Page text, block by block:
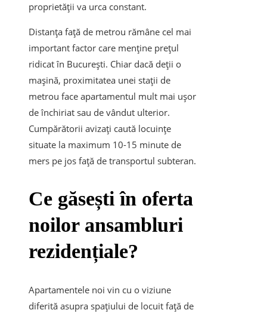
proprietății va urca constant.
Distanța față de metrou rămâne cel mai
important factor care menține prețul
ridicat în București. Chiar dacă deții o
mașină, proximitatea unei stații de
metrou face apartamentul mult mai ușor
de închiriat sau de vândut ulterior.
Cumpărătorii avizați caută locuințe
situate la maximum 10-15 minute de
mers pe jos față de transportul subteran.
Ce găsești în oferta
noilor ansambluri
rezidențiale?
Apartamentele noi vin cu o viziune
diferită asupra spațiului de locuit față de